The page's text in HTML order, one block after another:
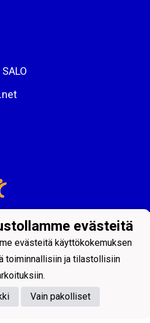
evästeitä
evästeitä käyttökokemuksen
toiminnallisiin ja tilastollisiin
Vain pakolliset